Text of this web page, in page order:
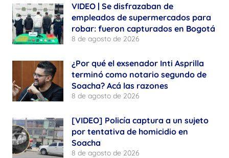
VIDEO | Se disfrazaban de
empleados de supermercados para
robar: fueron capturados en Bogotá
8 de agosto de 2026
¿Por qué el exsenador Inti Asprilla
terminó como notario segundo de
Soacha? Acá las razones
8 de agosto de 2026
[VIDEO] Policía captura a un sujeto
por tentativa de homicidio en
Soacha
8 de agosto de 2026